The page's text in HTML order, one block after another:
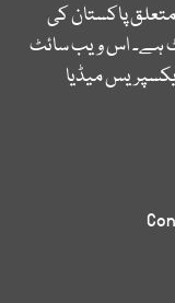
پاکستان کی
ہے۔ اس ویب سائٹ
میڈیا